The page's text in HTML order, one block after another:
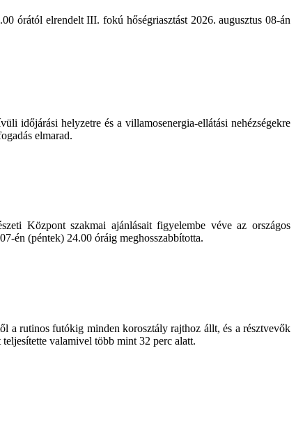
órától elrendelt III. fokú hőségriasztást 2026. augusztus 08-án
időjárási helyzetre és a villamosenergia-ellátási nehézségekre
elmarad.
Központ szakmai ajánlásait figyelembe véve az országos
én (péntek) 24.00 óráig meghosszabbította.
a rutinos futókig minden korosztály rajthoz állt, és a résztvevők
valamivel több mint 32 perc alatt.